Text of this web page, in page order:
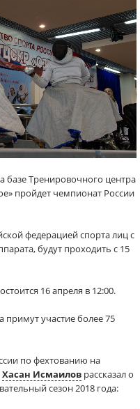
базе Тренировочного центра
пройдет чемпионат России
федерацией спорта лиц с
будут проходить с 15
16 апреля в 12:00.
участие более 75
по фехтованию на
Хасан Исмаилов рассказал о
сезон 2018 года: